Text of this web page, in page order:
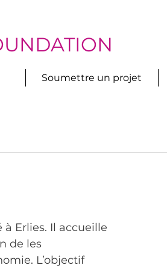
Soumettre un projet
Erlies. Il accueille
de les
L’objectif